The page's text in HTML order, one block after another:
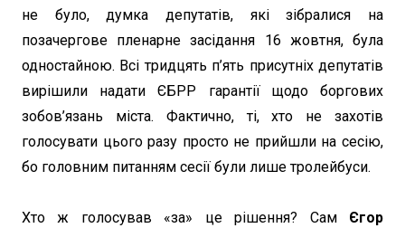
не було, думка депутатів, які зібралися на
позачергове пленарне засідання 16 жовтня, була
одностайною. Всі тридцять п’ять присутніх депутатів
вирішили надати ЄБРР гарантії щодо боргових
зобов’язань міста. Фактично, ті, хто не захотів
голосувати цього разу просто не прийшли на сесію,
бо головним питанням сесії були лише тролейбуси.
Хто ж голосував «за» це рішення? Сам Єгор